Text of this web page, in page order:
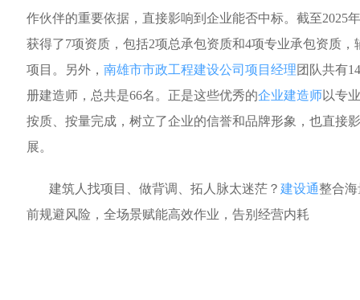
作伙伴的重要依据，直接影响到企业能否中标。截至2025
获得了7项资质，包括2项总承包资质和4项专业承包资质，
项目。另外， 南雄市市政工程建设公司项目经理团队共有
册建造师，总共是66名。正是这些优秀的企业建造师以专
按质、按量完成，树立了企业的信誉和品牌形象，也直接
展。
建筑人找项目、做背调、拓人脉太迷茫？ 建设通整合
前规避风险，全场景赋能高效作业，告别经营内耗